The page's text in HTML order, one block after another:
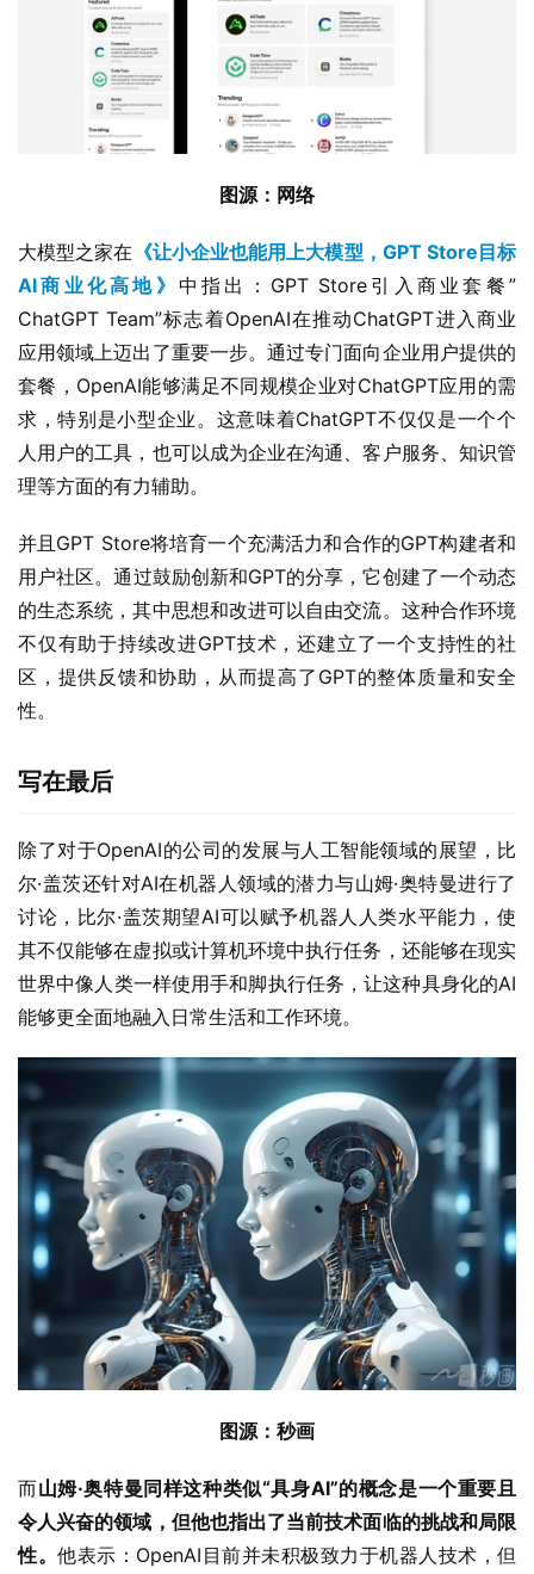
图源：网络
大模型之家在 《让小企业也能用上大模型，GPT Store目标
AI商业化高地》 中指出：GPT Store引入商业套餐”
ChatGPT Team”标志着OpenAI在推动ChatGPT进入商业
应用领域上迈出了重要一步。通过专门面向企业用户提供的
套餐，OpenAI能够满足不同规模企业对ChatGPT应用的需
求，特别是小型企业。这意味着ChatGPT不仅仅是一个个
人用户的工具，也可以成为企业在沟通、客户服务、知识管
理等方面的有力辅助。
并且GPT Store将培育一个充满活力和合作的GPT构建者和
用户社区。通过鼓励创新和GPT的分享，它创建了一个动态
的生态系统，其中思想和改进可以自由交流。这种合作环境
不仅有助于持续改进GPT技术，还建立了一个支持性的社
区，提供反馈和协助，从而提高了GPT的整体质量和安全
性。
写在最后
除了对于OpenAI的公司的发展与人工智能领域的展望，比
尔·盖茨还针对AI在机器人领域的潜力与山姆·奥特曼进行了
讨论，比尔·盖茨期望AI可以赋予机器人人类水平能力，使
其不仅能够在虚拟或计算机环境中执行任务，还能够在现实
世界中像人类一样使用手和脚执行任务，让这种具身化的AI
能够更全面地融入日常生活和工作环境。
图源：秒画
而山姆·奥特曼同样这种类似“具身AI”的概念是一个重要且
令人兴奋的领域，但他也指出了当前技术面临的挑战和局限
性。 他表示：OpenAI目前并未积极致力于机器人技术，但